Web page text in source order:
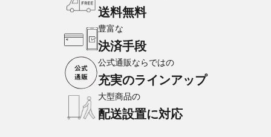
送料無料
豊富な
決済手段
公式通販ならではの
充実のラインアップ
大型商品の
配送設置に対応